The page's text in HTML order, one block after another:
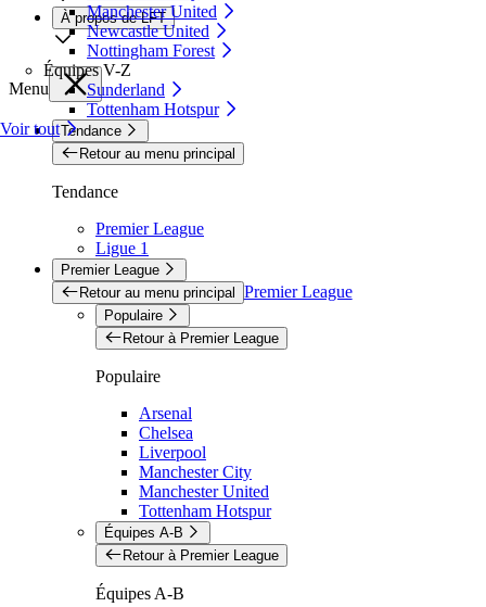
Manchester United
Newcastle United
Nottingham Forest
Équipes V-Z
Sunderland
Tottenham Hotspur
Voir tout
À propos de LFT
Menu
Tendance
Retour au menu principal
Tendance
Premier League
Ligue 1
Premier League
Retour au menu principal Premier League
Populaire
Retour à Premier League
Populaire
Arsenal
Chelsea
Liverpool
Manchester City
Manchester United
Tottenham Hotspur
Équipes A-B
Retour à Premier League
Équipes A-B